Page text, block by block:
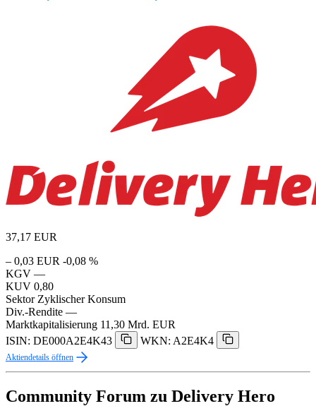
37,17 EUR
– 0,03 EUR -0,08 %
KGV —
KUV 0,80
Sektor Zyklischer Konsum
Div.-Rendite —
Marktkapitalisierung 11,30 Mrd. EUR
ISIN: DE000A2E4K43
WKN: A2E4K4
Aktiendetails öffnen
Community Forum zu Delivery Hero